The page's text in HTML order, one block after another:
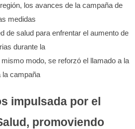
los avances de la campaña de
medidas
de salud para enfrentar el aumento de
durante la
modo, se reforzó el llamado a la
la campaña
impulsada por el
promoviendo